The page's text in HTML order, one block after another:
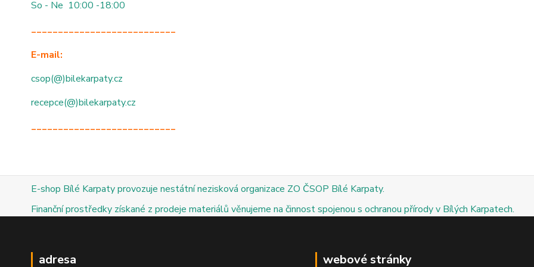
So - Ne 10:00 -18:00
___________________________
E-mail:
csop(@)bilekarpaty.cz
recepce(@)bilekarpaty.cz
___________________________
E-shop Bílé Karpaty provozuje nestátní nezisková organizace ZO ČSOP Bílé Karpaty.
Finanční prostředky získané z prodeje materiálů věnujeme na činnost spojenou s ochranou přírody v Bílých Karpatech.
adresa webové stránky